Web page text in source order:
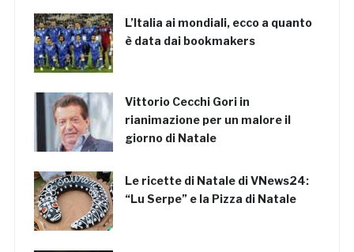
L’Italia ai mondiali, ecco a quanto
è data dai bookmakers
Vittorio Cecchi Gori in
rianimazione per un malore il
giorno di Natale
Le ricette di Natale di VNews24:
“Lu Serpe” e la Pizza di Natale